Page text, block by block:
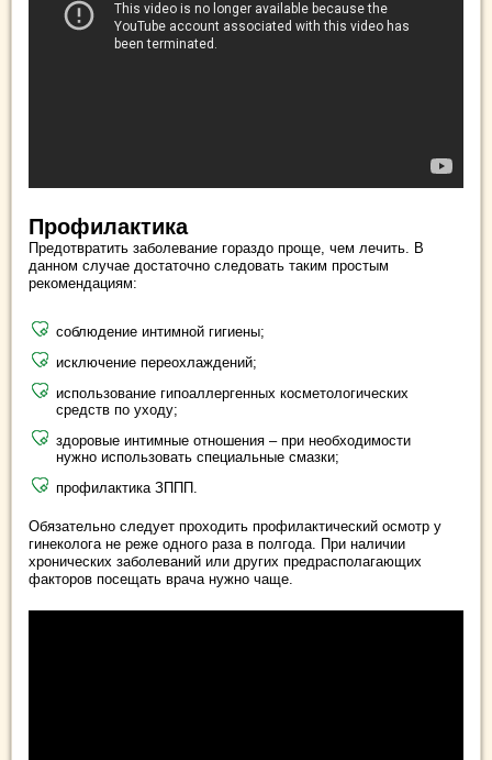
Профилактика
Предотвратить заболевание гораздо проще, чем лечить. В
данном случае достаточно следовать таким простым
рекомендациям:
соблюдение интимной гигиены;
исключение переохлаждений;
использование гипоаллергенных косметологических
средств по уходу;
здоровые интимные отношения – при необходимости
нужно использовать специальные смазки;
профилактика ЗППП.
Обязательно следует проходить профилактический осмотр у
гинеколога не реже одного раза в полгода. При наличии
хронических заболеваний или других предрасполагающих
факторов посещать врача нужно чаще.